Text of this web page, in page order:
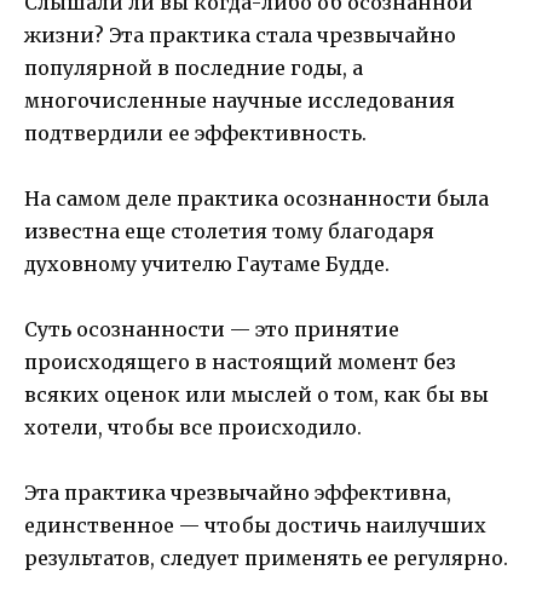
жизни? Эта практика стала чрезвычайно
популярной в последние годы, а
многочисленные научные исследования
подтвердили ее эффективность.
На самом деле практика осознанности была
известна еще столетия тому благодаря
духовному учителю Гаутаме Будде.
Суть осознанности — это принятие
происходящего в настоящий момент без
всяких оценок или мыслей о том, как бы вы
хотели, чтобы все происходило.
Эта практика чрезвычайно эффективна,
единственное — чтобы достичь наилучших
результатов, следует применять ее регулярно.